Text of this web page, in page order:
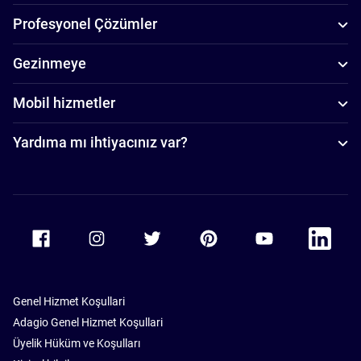
Profesyonel Çözümler
Gezinmeye
Mobil hizmetler
Yardıma mı ihtiyacınız var?
Accor Facebook Accor TwitterAccor PinterestAccor Youtube
Accor
Genel Hizmet Koşullari
Adagio Genel Hizmet Koşullari
Üyelik Hüküm ve Koşulları